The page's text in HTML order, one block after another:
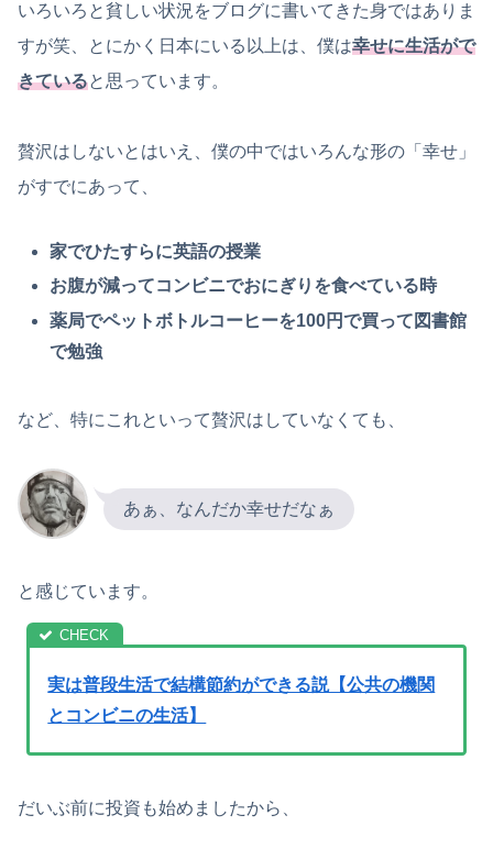
いろいろと貧しい状況をブログに書いてきた身ではありま
すが笑、とにかく日本にいる以上は、僕は幸せに生活がで
きていると思っています。
贅沢はしないとはいえ、僕の中ではいろんな形の「幸せ」
がすでにあって、
家でひたすらに英語の授業
お腹が減ってコンビニでおにぎりを食べている時
薬局でペットボトルコーヒーを100円で買って図書館
で勉強
など、特にこれといって贅沢はしていなくても、
あぁ、なんだか幸せだなぁ
と感じています。
実は普段生活で結構節約ができる説【公共の機関
とコンビニの生活】
だいぶ前に投資も始めましたから、